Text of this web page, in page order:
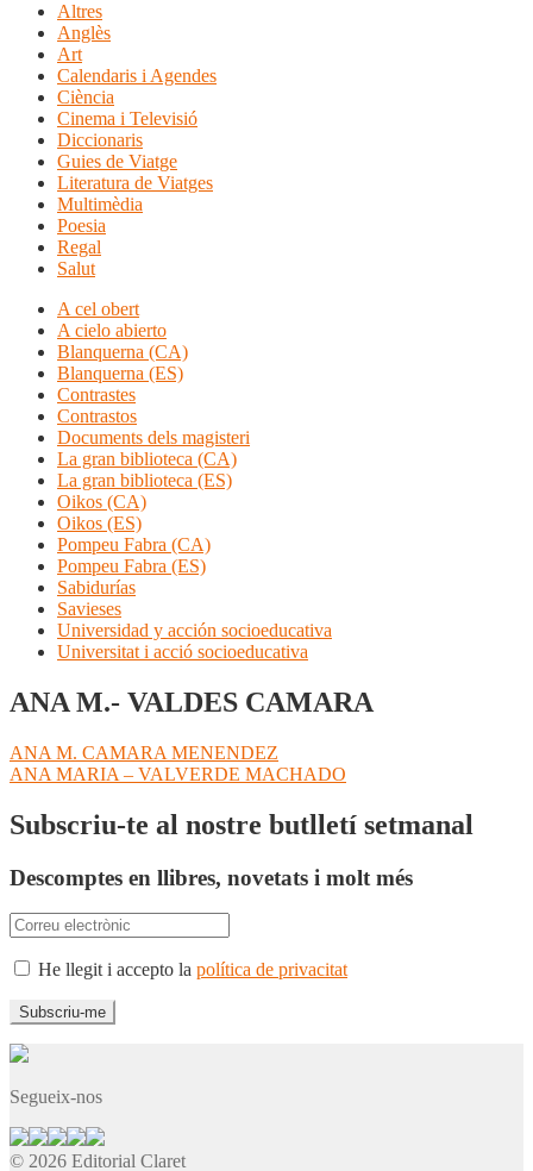
Altres
Anglès
Art
Calendaris i Agendes
Ciència
Cinema i Televisió
Diccionaris
Guies de Viatge
Literatura de Viatges
Multimèdia
Poesia
Regal
Salut
A cel obert
A cielo abierto
Blanquerna (CA)
Blanquerna (ES)
Contrastes
Contrastos
Documents dels magisteri
La gran biblioteca (CA)
La gran biblioteca (ES)
Oikos (CA)
Oikos (ES)
Pompeu Fabra (CA)
Pompeu Fabra (ES)
Sabidurías
Savieses
Universidad y acción socioeducativa
Universitat i acció socioeducativa
ANA M.- VALDES CAMARA
Navegació
d'entrades
Entrada
anterior:
ANA M. CAMARA MENENDEZ
Pròxima
ANA MARIA – VALVERDE MACHADO
Subscriu-te al nostre butlletí setmanal
Descomptes en llibres, novetats i molt més
He llegit i accepto la política de privacitat
Segueix-nos
© 2026 Editorial Claret